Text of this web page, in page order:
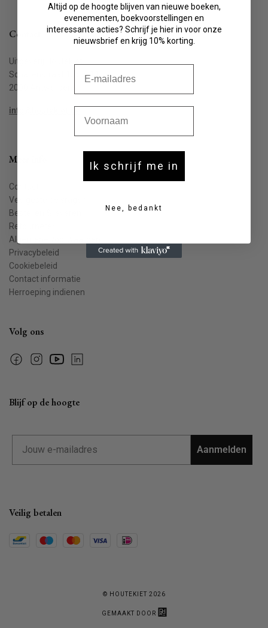
Contact
Uitgeverij Houtekiet
Schaliënstraat 1, bus 11
2000 Antwerpen
info@houtekiet.be
Meer info
Contact
Veelgestelde vragen
Bestellen & leveren
Retourneren
Algemene voorwaarden
Privacybeleid
Cookiebeleid
Contact informatie
Herroeping indienen
Volg ons
FacebookInstagramYouTubeLinkedin
Blijf op de hoogte
Aanmelden
Veilig betalen
© HOUTEKIET 2026
GEMAAKT DOOR
Altijd op de hoogte blijven van nieuwe boeken,
evenementen, boekvoorstellingen en
interessante acties? Schrijf je hier in voor onze
nieuwsbrief en krijg 10% korting.
Ik schrijf me in
Nee, bedankt